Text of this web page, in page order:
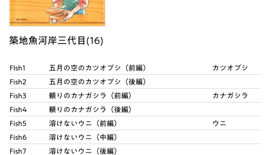
築地魚河岸三代目(16)
FIsh1 五月の空のカツオブシ（前編）
カツオブシ
Fish2
五月の空のカツオブシ（後編）
Fish3
頼りのカナガシラ（前編）
カナガシラ
Fish4
頼りのカナガシラ（後編）
Fish5
溶けないウニ（前編）
ウニ
Fish6
溶けないウニ（中編）
Fish7
溶けないウニ（後編）